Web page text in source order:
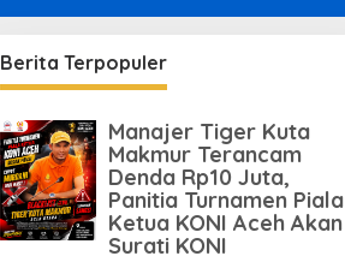
Berita Terpopuler
Manajer Tiger Kuta
Makmur Terancam
Denda Rp10 Juta,
Panitia Turnamen Piala
Ketua KONI Aceh Akan
Surati KONI